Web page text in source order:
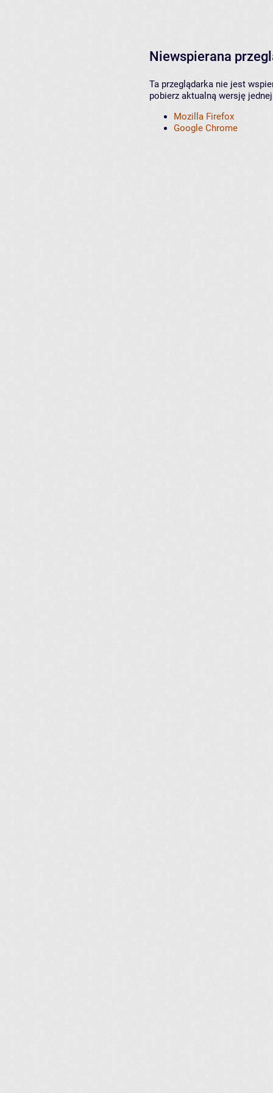
Niewspierana
Ta przeglądarka nie jest
pobierz aktualną wersję
Mozilla Firefox
Google Chrome